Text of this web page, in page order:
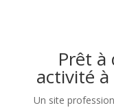
Prêt à
activité à
Un site